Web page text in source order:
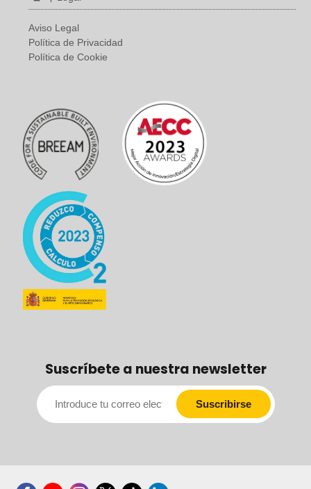
Aviso Legal
Política de Privacidad
Política de Cookie
Suscríbete a nuestra newsletter